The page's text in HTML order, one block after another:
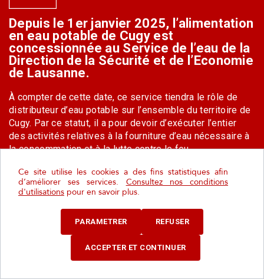
Depuis le 1er janvier 2025, l’alimentation
en eau potable de Cugy est
concessionnée au Service de l’eau de la
Direction de la Sécurité et de l’Economie
de Lausanne.
À compter de cette date, ce service tiendra le rôle de
distributeur d’eau potable sur l’ensemble du territoire de
Cugy. Par ce statut, il a pour devoir d’exécuter l’entier
des activités relatives à la fourniture d’eau nécessaire à
la consommation et à la lutte contre le feu,
l’eau (LDE).
modification de la facturation pour les ménages et
entreprises de Cugy. Les factures de consommation
d’eau et les taxes pratiquées sont celles du nouveau
distributeur. La facture inclut également les taxes dues
Ce site utilise les cookies a des fins statistiques afin
d’améliorer ses services. Consultez nos conditions
d'utilisations pour en savoir plus.
PARAMETRER REFUSER
ACCEPTER ET CONTINUER